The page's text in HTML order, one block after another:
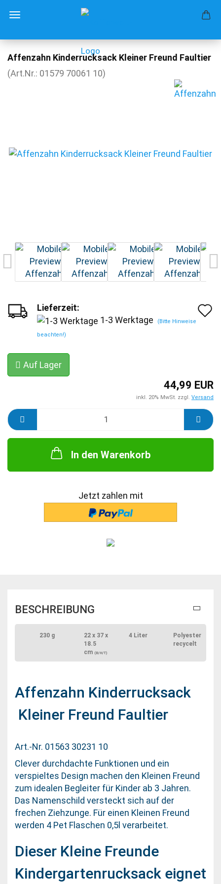
Affenzahn Kinderrucksack Kleiner Freund Faultier
(Art.Nr.: 01579 70061 10)
Lieferzeit:
1-3 Werktage
(Bitte Hinweise
beachten!)
Auf Lager
44,99 EUR
inkl. 20% MwSt. zzgl. Versand
In den Warenkorb
Jetzt zahlen mit
BESCHREIBUNG
230 g
22 x 37 x
18.5
cm (B/H/T)
4 Liter
Polyester
recycelt
Affenzahn Kinderrucksack
Kleiner Freund Faultier
Art.-Nr. 01563 30231 10
Clever durchdachte Funktionen und ein
verspieltes Design machen den Kleinen Freund
zum idealen Begleiter für Kinder ab 3 Jahren.
Das Namenschild versteckt sich auf der
frechen Ziehzunge. Für einen Kleinen Freund
werden 4 Pet Flaschen 0,5l verarbeitet.
Dieser Kleine Freunde
Kindergartenrucksack eignet